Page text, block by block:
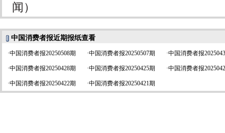
闻）
中国消费者报近期报纸查看
·中国消费者报20250508期 ·中国消费者报20250507期 ·中国消费者报
·中国消费者报20250428期 ·中国消费者报20250425期 ·中国消费者报
·中国消费者报20250422期 ·中国消费者报20250421期